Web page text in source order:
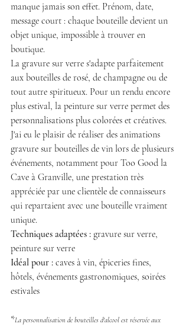
manque jamais son effet. Prénom, date,
message court : chaque bouteille devient un
objet unique, impossible à trouver en
boutique.
La gravure sur verre s'adapte parfaitement
aux bouteilles de rosé, de champagne ou de
tout autre spiritueux. Pour un rendu encore
plus estival, la peinture sur verre permet des
personnalisations plus colorées et créatives.
J'ai eu le plaisir de réaliser des animations
gravure sur bouteilles de vin lors de plusieurs
événements, notamment pour Too Good la
Cave à Granville, une prestation très
appréciée par une clientèle de connaisseurs
qui repartaient avec une bouteille vraiment
unique.
Techniques adaptées : gravure sur verre,
peinture sur verre
Idéal pour : caves à vin, épiceries fines,
hôtels, événements gastronomiques, soirées
estivales
*La personnalisation de bouteilles d'alcool est réservée aux